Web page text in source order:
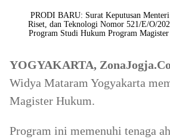
PRODI BARU: Surat Keputusan
Riset, dan Teknologi Nomor 521/E/O/
Program Studi Hukum Program
YOGYAKARTA,
Widya Mataram Yogyakarta
Magister Hukum.
Program ini memenuhi tenaga